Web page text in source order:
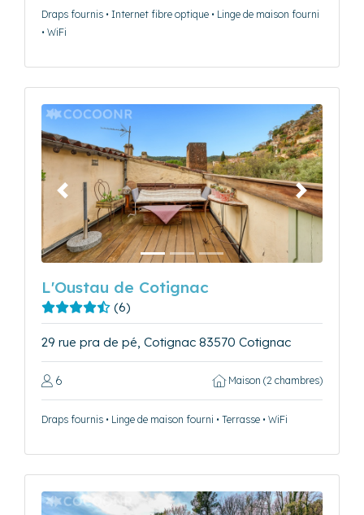
Draps fournis • Internet fibre optique • Linge de maison fourni
• WiFi
Précédent Suivant
L'Oustau de Cotignac
(6)
29 rue pra de pé, Cotignac 83570 Cotignac
6 Maison (2 chambres)
Draps fournis • Linge de maison fourni • Terrasse • WiFi